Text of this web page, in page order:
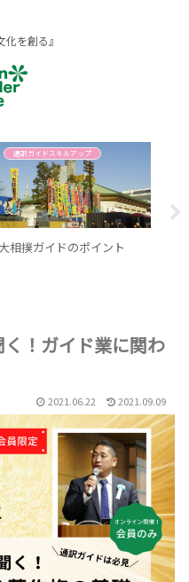
化を創る』
通訳ガイドスキルアップ
相撲ガイドのポイント
！ガイド業に関わ
2021.06.22 2021.09.09